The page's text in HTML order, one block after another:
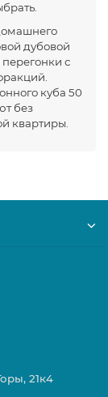
дубовой
с
куба 50
без
квартиры.
21к4